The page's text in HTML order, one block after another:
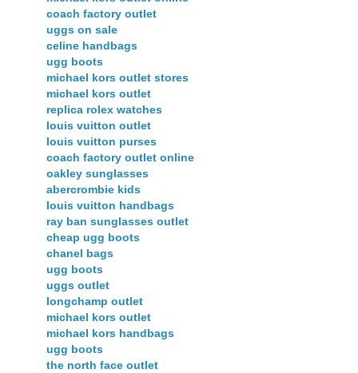
coach factory outlet
uggs on sale
celine handbags
ugg boots
michael kors outlet stores
michael kors outlet
replica rolex watches
louis vuitton outlet
louis vuitton purses
coach factory outlet online
oakley sunglasses
abercrombie kids
louis vuitton handbags
ray ban sunglasses outlet
cheap ugg boots
chanel bags
ugg boots
uggs outlet
longchamp outlet
michael kors outlet
michael kors handbags
ugg boots
the north face outlet